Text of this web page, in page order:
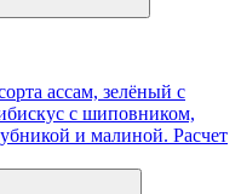
ассам, зелёный с
с шиповником,
и малиной. Расчет